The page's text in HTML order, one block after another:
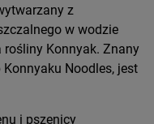
z
w wodzie
rośliny Konnyak. Znany
Noodles, jest
i pszenicy